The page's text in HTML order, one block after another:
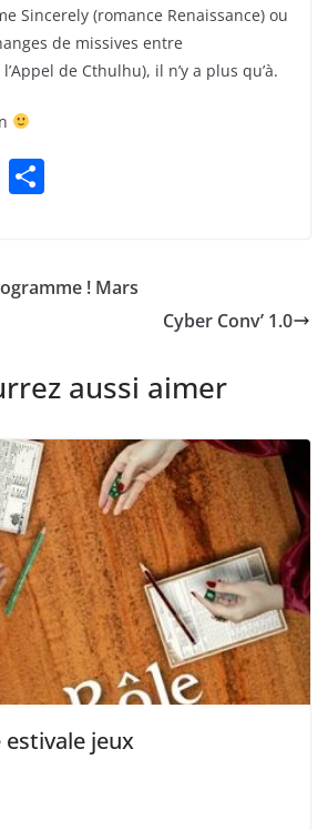
Sincerely (romance Renaissance) ou
de missives entre
de Cthulhu), il n’y a plus qu’à.
E
l g
! Mars
Cyber Conv’ 1.0
aussi aimer
estivale jeux